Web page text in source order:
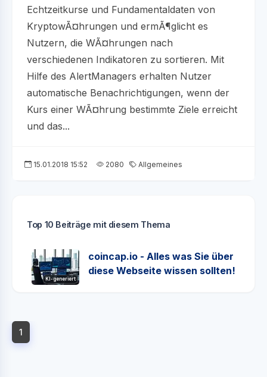
Echtzeitkurse und Fundamentaldaten von
KryptowÃ¤hrungen und ermÃ¶glicht es
Nutzern, die WÃ¤hrungen nach
verschiedenen Indikatoren zu sortieren. Mit
Hilfe des AlertManagers erhalten Nutzer
automatische Benachrichtigungen, wenn der
Kurs einer WÃ¤hrung bestimmte Ziele erreicht
und das...
15.01.2018 15:52 2080 Allgemeines
Top 10 Beiträge mit diesem Thema
KI-generiert
coincap.io - Alles was Sie über
diese Webseite wissen sollten!
1